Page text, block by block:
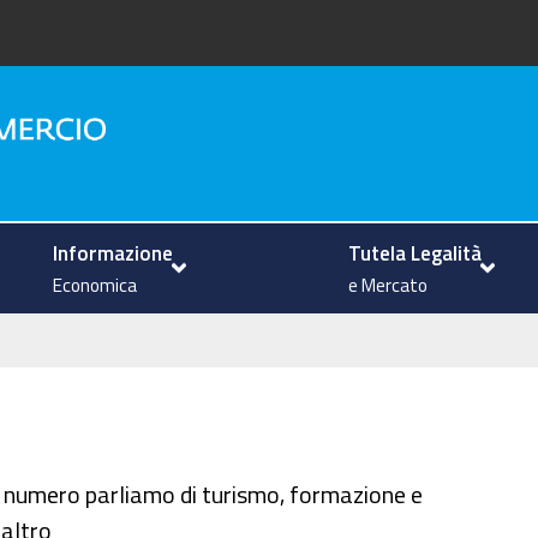
Informazione
Economica
Tutela Legalità
e Mercato
parliamo di turismo, formazione e
altro